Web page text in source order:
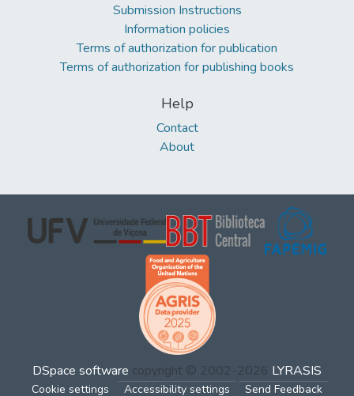
Submission Instructions
Information policies
Terms of authorization for publication
Terms of authorization for publishing books
Help
Contact
About
DSpace software copyright © 2002-2026 LYRASIS
Cookie settings Accessibility settings Send Feedback